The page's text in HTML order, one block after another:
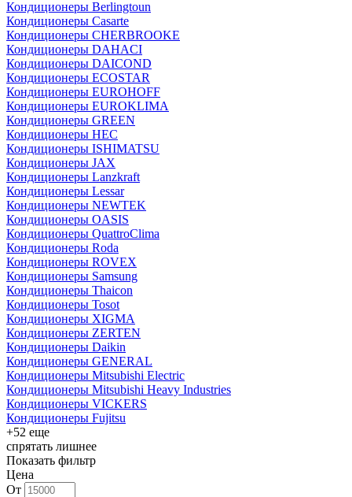
Кондиционеры Berlingtoun
Кондиционеры Casarte
Кондиционеры CHERBROOKE
Кондиционеры DAHACI
Кондиционеры DAICOND
Кондиционеры ECOSTAR
Кондиционеры EUROHOFF
Кондиционеры EUROKLIMA
Кондиционеры GREEN
Кондиционеры HEC
Кондиционеры ISHIMATSU
Кондиционеры JAX
Кондиционеры Lanzkraft
Кондиционеры Lessar
Кондиционеры NEWTEK
Кондиционеры OASIS
Кондиционеры QuattroClima
Кондиционеры Roda
Кондиционеры ROVEX
Кондиционеры Samsung
Кондиционеры Thaicon
Кондиционеры Tosot
Кондиционеры XIGMA
Кондиционеры ZERTEN
Кондиционеры Daikin
Кондиционеры GENERAL
Кондиционеры Mitsubishi Electric
Кондиционеры Mitsubishi Heavy Industries
Кондиционеры VICKERS
Кондиционеры Fujitsu
+52 еще
спрятать лишнее
Показать фильтр
Цена
От